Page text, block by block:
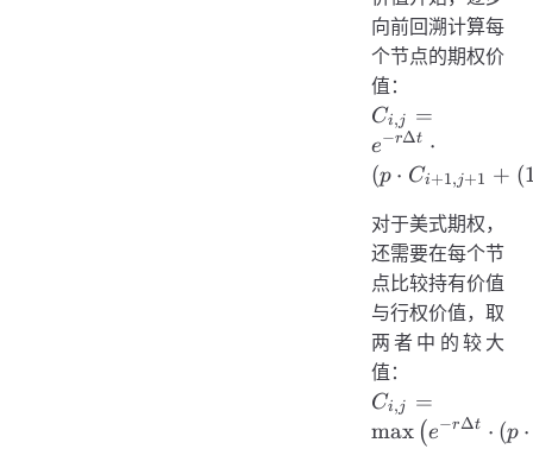
向前回溯计算每
个节点的期权价
值：
C_{i,j} =
\Delta t}
\left(p
C_{i+1,j+1}
(1-p)
Ci,j =
e−rΔt ⋅
(p ⋅ Ci+1,j+1 + (
对于美式期权，
还需要在每个节
点比较持有价值
与行权价值，取
两者中的较大
值：
C_{i,j}
\max\left(e^{-r
Ci,j
=
max (e−rΔt ⋅ (p ⋅